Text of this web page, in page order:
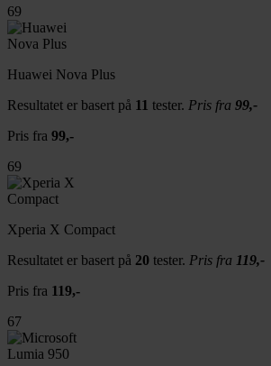
vårt, med partnerne våre innen sosiale
annonsering og analysearbeid, som kan
med annen informasjon du har gjort
tjenestene deres.
69
Huawei Nova Plus
Resultatet er basert på 11 tester. Pris fra 99,-
Pris fra 99,-
69
Xperia X Compact
Resultatet er basert på 20 tester. Pris fra 119,-
Pris fra 119,-
67